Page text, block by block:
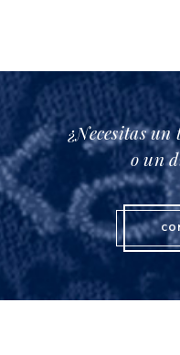
¿Necesitas
o un